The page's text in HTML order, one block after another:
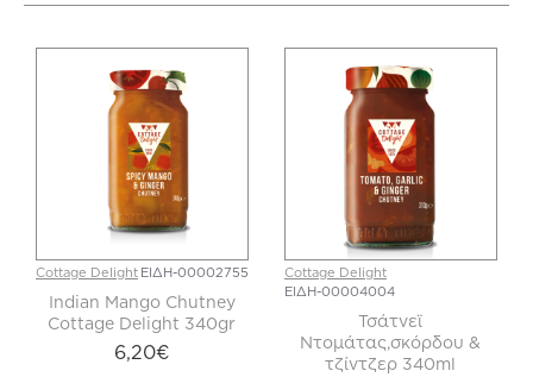
Cottage DelightΕΙΔΗ-00002755
Indian Mango Chutney
Cottage Delight 340gr
6,20€
Cottage Delight
ΕΙΔΗ-00004004
Τσάτνεϊ
Ντομάτας,σκόρδου &
τζίντζερ 340ml